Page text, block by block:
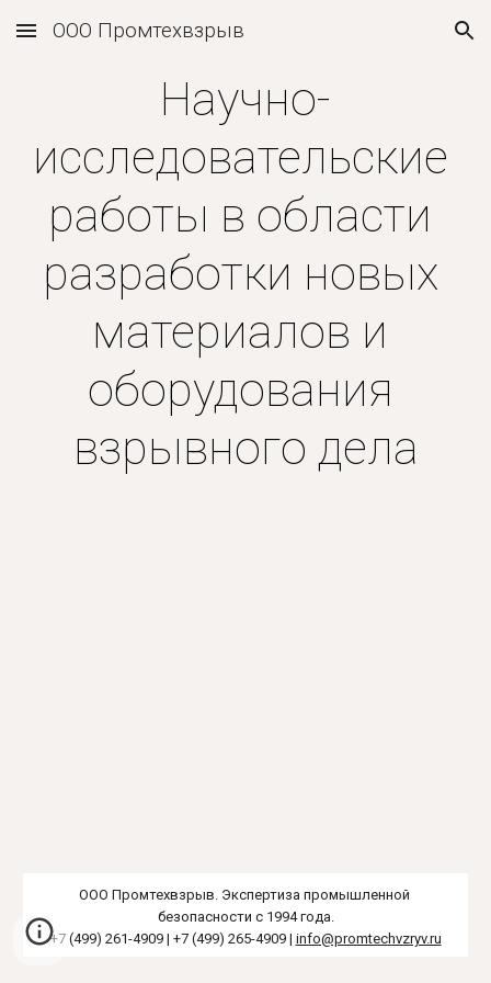
Skip to main content Skip to navigation
ООО Промтехвзрыв
Научно-
исследовательские
работы в области
разработки новых
материалов и
оборудования
взрывного дела
ООО Промтехвзрыв. Экспертиза промышленной
безопасности с 1994 года.
+7 (499) 261-4909 | +7 (499) 265-4909 | info@promtechvzryv.ru